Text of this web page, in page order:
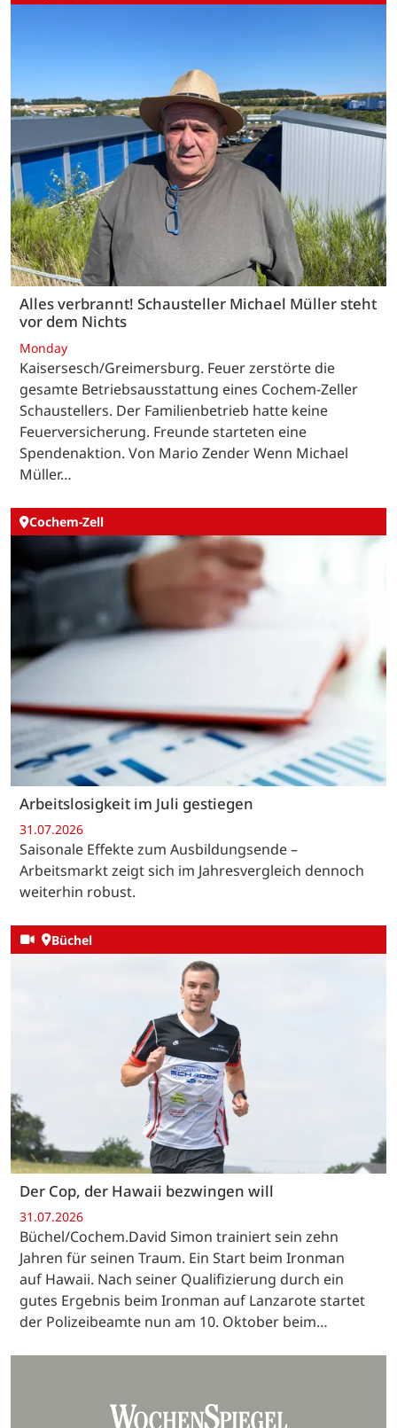
Alles verbrannt! Schausteller Michael Müller steht
vor dem Nichts
Monday
Kaisersesch/Greimersburg. Feuer zerstörte die
gesamte Betriebsausstattung eines Cochem-Zeller
Schaustellers. Der Familienbetrieb hatte keine
Feuerversicherung. Freunde starteten eine
Spendenaktion. Von Mario Zender Wenn Michael
Müller…
Cochem-Zell
Arbeitslosigkeit im Juli gestiegen
31.07.2026
Saisonale Effekte zum Ausbildungsende –
Arbeitsmarkt zeigt sich im Jahresvergleich dennoch
weiterhin robust.
Büchel
Der Cop, der Hawaii bezwingen will
31.07.2026
Büchel/Cochem.David Simon trainiert sein zehn
Jahren für seinen Traum. Ein Start beim Ironman
auf Hawaii. Nach seiner Qualifizierung durch ein
gutes Ergebnis beim Ironman auf Lanzarote startet
der Polizeibeamte nun am 10. Oktober beim…